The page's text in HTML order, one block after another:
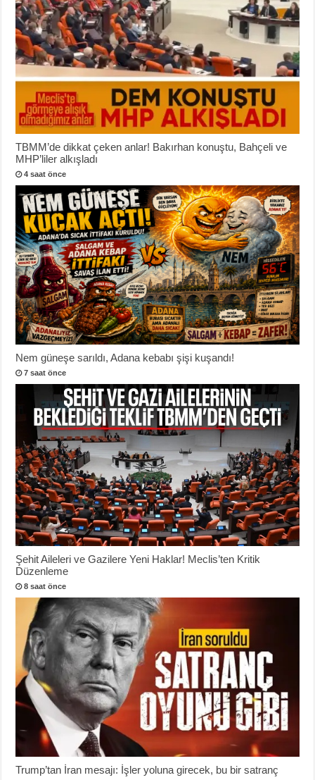
TBMM’de dikkat çeken anlar! Bakırhan konuştu, Bahçeli ve
MHP’liler alkışladı
4 saat önce
Nem güneşe sarıldı, Adana kebabı şişi kuşandı!
7 saat önce
Şehit Aileleri ve Gazilere Yeni Haklar! Meclis’ten Kritik
Düzenleme
8 saat önce
Trump’tan İran mesajı: İşler yoluna girecek, bu bir satranç